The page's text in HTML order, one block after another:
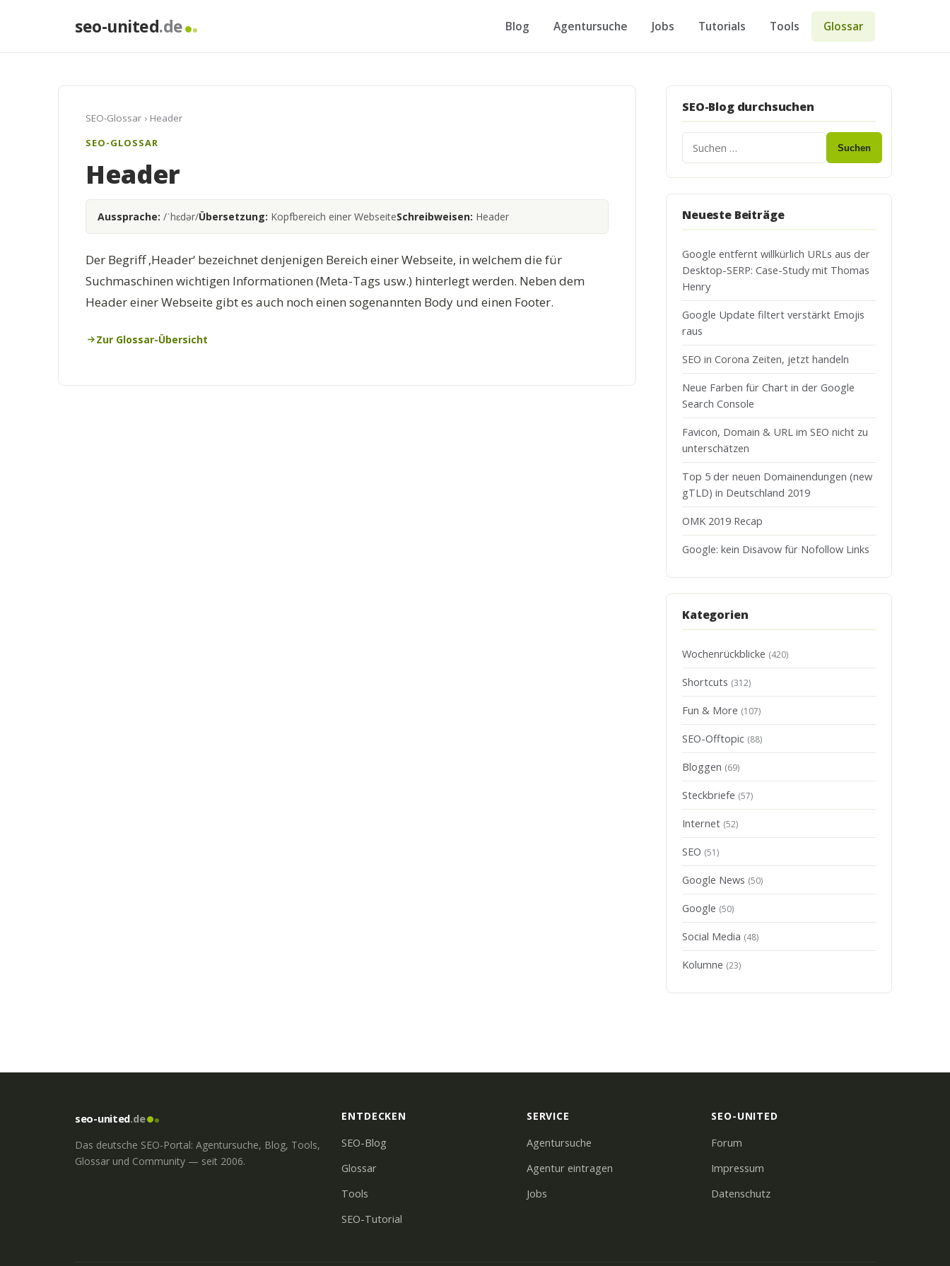
seo-united.de Blog Agentursuche Jobs Tutorials Tools Glossar
SEO-Glossar › Header
SEO-GLOSSAR
Header
Aussprache: /ˈhɛdər/Übersetzung: Kopfbereich einer WebseiteSchreibweisen: Header
Der Begriff ‚Header‘ bezeichnet denjenigen Bereich einer Webseite, in welchem die für
Suchmaschinen wichtigen Informationen (Meta-Tags usw.) hinterlegt werden. Neben dem
Header einer Webseite gibt es auch noch einen sogenannten Body und einen Footer.
Zur Glossar-Übersicht
SEO-Blog durchsuchen
Suchen
Neueste Beiträge
Google entfernt willkürlich URLs aus der
Desktop-SERP: Case-Study mit Thomas
Henry
Google Update filtert verstärkt Emojis
raus
SEO in Corona Zeiten, jetzt handeln
Neue Farben für Chart in der Google
Search Console
Favicon, Domain & URL im SEO nicht zu
unterschätzen
Top 5 der neuen Domainendungen (new
gTLD) in Deutschland 2019
OMK 2019 Recap
Google: kein Disavow für Nofollow Links
Kategorien
Wochenrückblicke (420)
Shortcuts (312)
Fun & More (107)
SEO-Offtopic (88)
Bloggen (69)
Steckbriefe (57)
Internet (52)
SEO (51)
Google News (50)
Google (50)
Social Media (48)
Kolumne (23)
seo-united.de
Das deutsche SEO-Portal: Agentursuche, Blog, Tools,
Glossar und Community — seit 2006.
ENTDECKEN
SEO-Blog
Glossar
Tools
SEO-Tutorial
SERVICE
Agentursuche
Agentur eintragen
Jobs
SEO-UNITED
Forum
Impressum
Datenschutz